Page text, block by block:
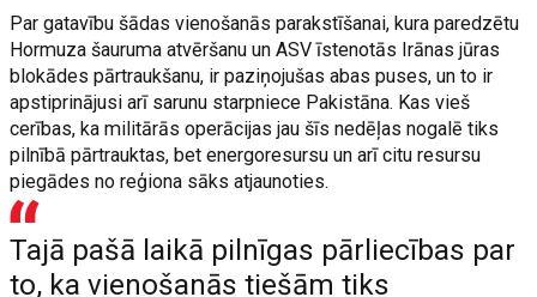
Par gatavību šādas vienošanās parakstīšanai, kura paredzētu
Hormuza šauruma atvēršanu un ASV īstenotās Irānas jūras
blokādes pārtraukšanu, ir paziņojušas abas puses, un to ir
apstiprinājusi arī sarunu starpniece Pakistāna. Kas vieš
cerības, ka militārās operācijas jau šīs nedēļas nogalē tiks
pilnībā pārtrauktas, bet energoresursu un arī citu resursu
piegādes no reģiona sāks atjaunoties.
Tajā pašā laikā pilnīgas pārliecības par
to, ka vienošanās tiešām tiks